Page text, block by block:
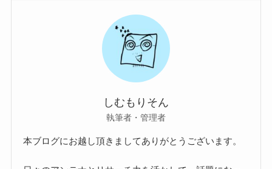
しむもりそん
執筆者・管理者
本ブログにお越し頂きましてありがとうございます。